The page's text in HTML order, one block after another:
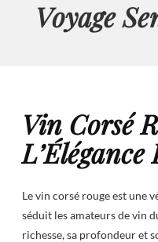
Voyage
Vin Corsé
Le vin corsé rouge est une
séduit les amateurs de vin
richesse, sa profondeur et